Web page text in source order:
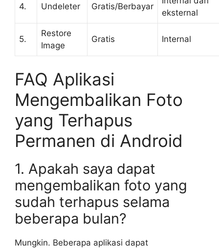
4. Undeleter Gratis/Berbayar
eksternal
5.
Restore
Image
Gratis Internal
FAQ Aplikasi
Mengembalikan Foto
yang Terhapus
Permanen di Android
1. Apakah saya dapat
mengembalikan foto yang
sudah terhapus selama
beberapa bulan?
Mungkin. Beberapa aplikasi dapat